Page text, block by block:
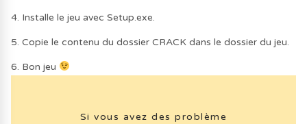
4. Installe le jeu avec Setup.exe.
5. Copie le contenu du dossier CRACK dans le dossier du jeu.
6. Bon jeu
Si vous avez des problème